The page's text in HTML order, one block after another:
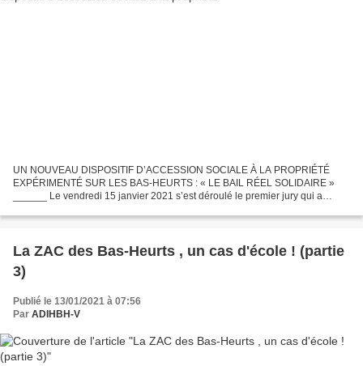
UN NOUVEAU DISPOSITIF D’ACCESSION SOCIALE À LA PROPRIÉTÉ
EXPÉRIMENTÉ SUR LES BAS-HEURTS : « LE BAIL RÉEL SOLIDAIRE »
______ Le vendredi 15 janvier 2021 s’est déroulé le premier jury qui a
La ZAC des Bas-Heurts , un cas d'école ! (partie
3)
Publié le 13/01/2021 à 07:56
Par ADIHBH-V